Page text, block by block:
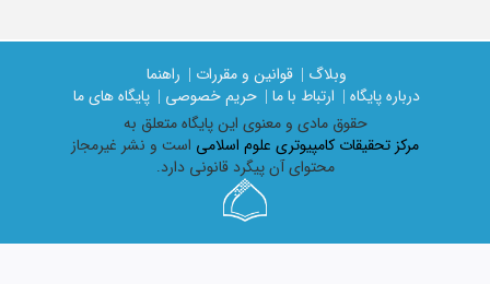
وبلاگ | قوانین و مقررات |
راهنما
درباره پایگاه |
ارتباط با ما | حریم خصوصی |
پایگاه های ما
حقوق مادی و معنوی اين پايگاه متعلق به
مرکز تحقیقات کامپیوتری علوم اسلامی است و نشر غیرمجاز
محتوای آن پیگرد قانونی دارد.